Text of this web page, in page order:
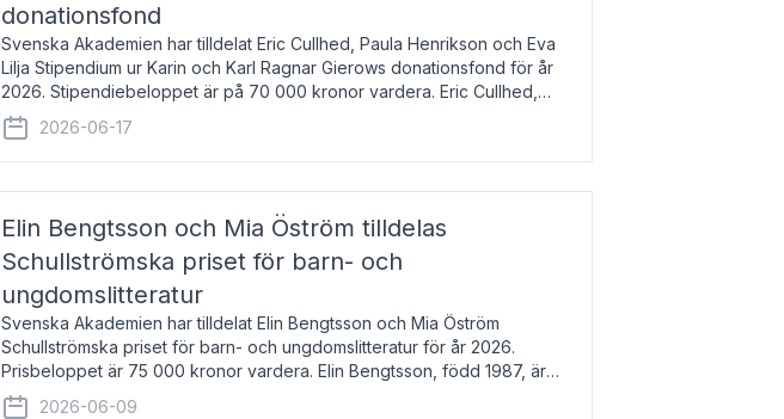
donationsfond
Svenska Akademien har tilldelat Eric Cullhed, Paula Henrikson och Eva
Lilja Stipendium ur Karin och Karl Ragnar Gierows donationsfond för år
2026. Stipendiebeloppet är på 70 000 kronor vardera. Eric Cullhed,
född 1985, är professor i grekis
2026-06-17
Elin Bengtsson och Mia Öström tilldelas
Schullströmska priset för barn- och
ungdomslitteratur
Svenska Akademien har tilldelat Elin Bengtsson och Mia Öström
Schullströmska priset för barn- och ungdomslitteratur för år 2026.
Prisbeloppet är 75 000 kronor vardera. Elin Bengtsson, född 1987, är
författare och forskare i genusvetenskap.
2026-06-09